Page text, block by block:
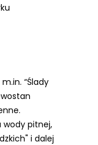
“Ślady
wody pitnej,
i dalej